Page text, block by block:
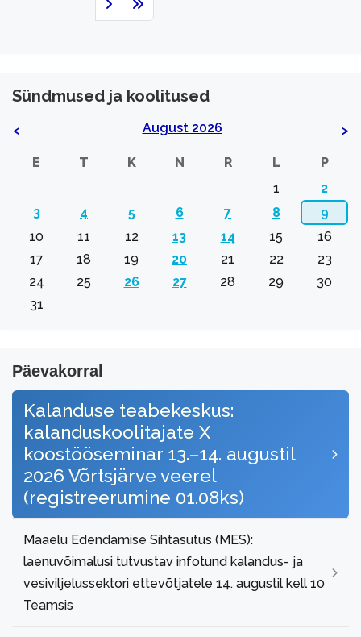
Sündmused ja koolitused
< August 2026 >
E T K N R L
P
1
2
3
4 5 6 7 8
9
10
11 12 13 14 15
16
17
18 19 20 21 22
23
24
25 26 27 28 29
30
31
Päevakorral
Kalanduse teabekeskus:
kalanduskoolitajate X
koostööseminar 13.–14. augustil
2026 Võrtsjärve veerel
(registreerumine 01.08ks)
Maaelu Edendamise Sihtasutus (MES):
laenuvõimalusi tutvustav infotund kalandus- ja
vesiviljelussektori ettevõtjatele 14. augustil kell 10
Teamsis